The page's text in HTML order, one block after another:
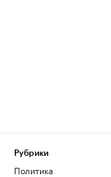
Рубрики
Политика